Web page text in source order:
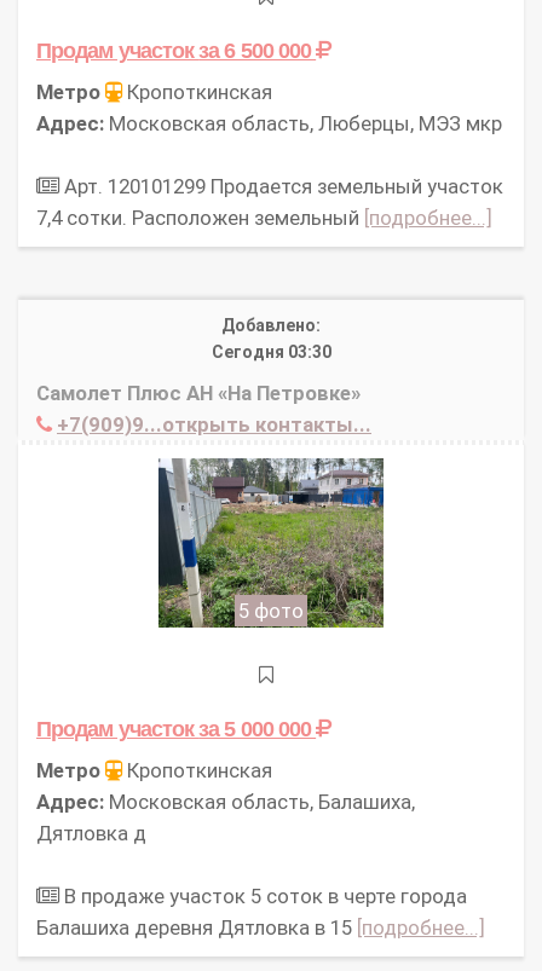
Продам участокза 6 500 000
Метро
Кропоткинская
Адрес: Московская область, Люберцы, МЭЗ мкр
Арт. 120101299 Продается земельный участок
7,4 сотки. Расположен земельный [подробнее...]
Добавлено:
Сегодня 03:30
Самолет Плюс АН «На Петровке»
+7(909)9...открыть контакты...
5 фото
Продам участокза 5 000 000
Метро
Кропоткинская
Адрес: Московская область, Балашиха,
Дятловка д
В продаже участок 5 соток в черте города
Балашиха деревня Дятловка в 15 [подробнее...]